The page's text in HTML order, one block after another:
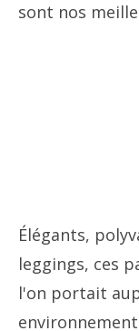
sont nos
Élégants,
leggings, ces
l'on portait
environnement